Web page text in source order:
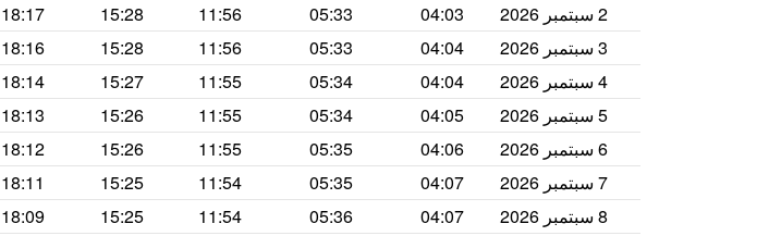
2 سبتمبر 2026
04:03
05:33
11:56
15:28
18:17
3 سبتمبر 2026
04:04
05:33
11:56
15:28
18:16
4 سبتمبر 2026
04:04
05:34
11:55
15:27
18:14
5 سبتمبر 2026
04:05
05:34
11:55
15:26
18:13
6 سبتمبر 2026
04:06
05:35
11:55
15:26
18:12
7 سبتمبر 2026
04:07
05:35
11:54
15:25
18:11
8 سبتمبر 2026
04:07
05:36
11:54
15:25
18:09